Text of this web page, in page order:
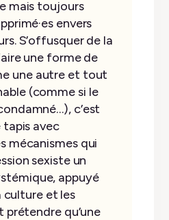
mais toujours
envers
S’offusquer de la
une forme de
une autre et tout
(comme si le
c’est
tapis avec
mécanismes qui
sexiste un
appuyé
culture et les
prétendre qu’une